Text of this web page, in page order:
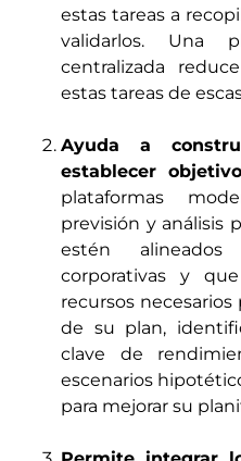
estas tareas a
validarlos. Una
centralizada
estas tareas de
Ayuda a
establecer
plataformas
previsión y análisis
estén
corporativas y
recursos
de su plan,
clave de
escenarios
para mejorar su